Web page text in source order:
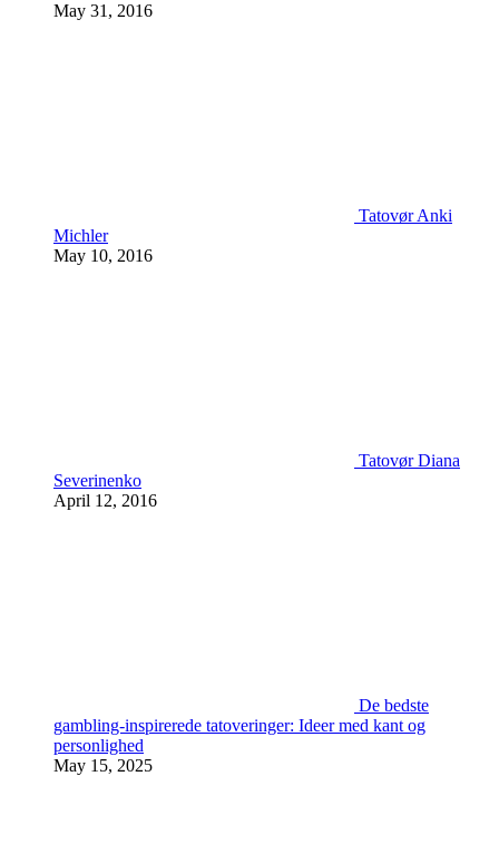
May 31, 2016
Tatovør Anki
Michler
May 10, 2016
Tatovør Diana
Severinenko
April 12, 2016
De bedste
gambling-inspirerede tatoveringer: Ideer med kant og
personlighed
May 15, 2025